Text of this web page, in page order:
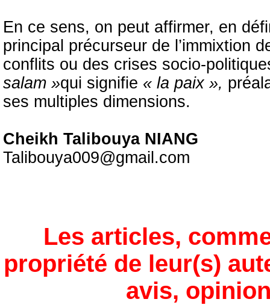
En ce sens, on peut affirmer, en
principal précurseur de l’immixtion
conflits ou des crises socio-
salam »qui signifie « la paix »,
ses multiples dimensions.
Cheikh Talibouya NIANG
Talibouya009@gmail.com
Les articles,
propriété de leur(s)
avis,